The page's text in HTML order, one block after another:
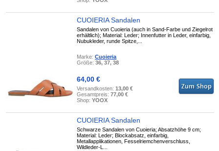
CUOIERIA Sandalen
Sandalen von Cuoieria (auch in Sand-Farbe und Ziegelrot
erhältlich); Material: Leder; Innenfutter in Leder, einfarbig,
Nubukleder, runde Spitze,...
Marke:Cuoieria
Größe:36, 37, 38
64,00 €
Versandkosten:13,00 €
Gesamtpreis:77,00 €
Shop:YOOX
CUOIERIA Sandalen
Schwarze Sandalen von Cuoieria; Absatzhöhe 9 cm;
Material: Leder; Blockabsatz, einfarbig,
Metallapplikationen, Fesselriemchenverschluss,
Wildleder-L...